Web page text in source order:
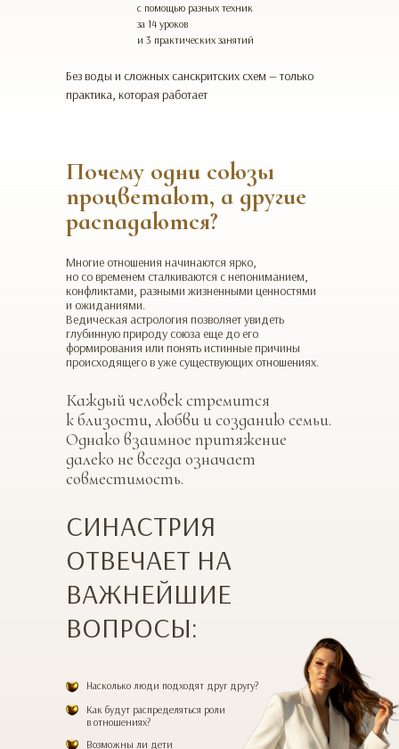
с помощью разных техник
за 14 уроков
и 3 практических занятий
Без воды и сложных санскритских схем — только
практика, которая работает
Возможны ли дети
Как будут распределяться роли
в отношениях?
Насколько люди подходят друг другу?
СИНАСТРИЯ
ОТВЕЧАЕТ НА
ВАЖНЕЙШИЕ
ВОПРОСЫ:
Многие отношения начинаются ярко,
но со временем сталкиваются с непониманием,
конфликтами, разными жизненными ценностями
и ожиданиями.
Ведическая астрология позволяет увидеть
глубинную природу союза еще до его
формирования или понять истинные причины
происходящего в уже существующих отношениях.
Каждый человек стремится
к близости, любви и созданию семьи.
Однако взаимное притяжение
далеко не всегда означает
совместимость.
Почему одни союзы
процветают, а другие
распадаются?